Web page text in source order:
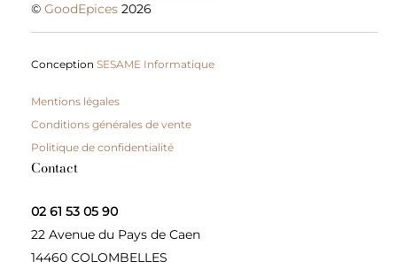
©GoodEpices 2026
ConceptionSESAME Informatique
Mentions légales
Conditions générales de vente
Politique de confidentialité
Contact
02 61 53 05 90
22 Avenue du Pays de Caen
14460 COLOMBELLES